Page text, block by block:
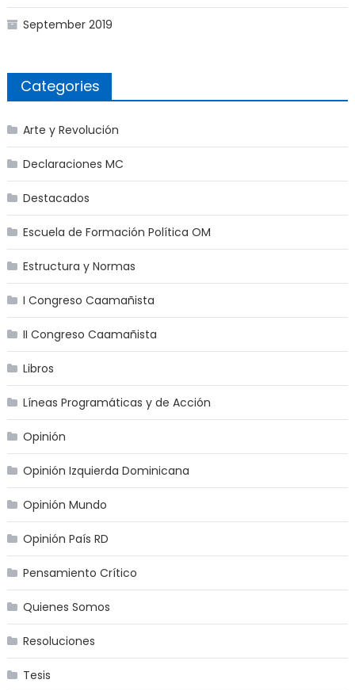
September 2019
Categories
Arte y Revolución
Declaraciones MC
Destacados
Escuela de Formación Política OM
Estructura y Normas
I Congreso Caamañista
II Congreso Caamañista
Libros
Líneas Programáticas y de Acción
Opinión
Opinión Izquierda Dominicana
Opinión Mundo
Opinión País RD
Pensamiento Crítico
Quienes Somos
Resoluciones
Tesis